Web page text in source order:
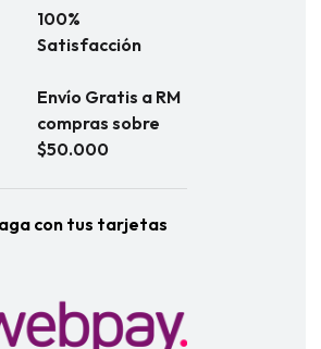
100%
Satisfacción
Envío Gratis a RM
compras sobre
$50.000
con tus tarjetas